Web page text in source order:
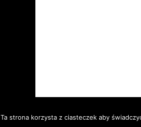
Ta strona korzysta z ciasteczek aby